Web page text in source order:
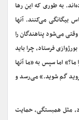
به طوری که این رها
بیگانگی می‌کنند. آنها
می‌شود پناهندگان را
فرستاد، چرا باید
اما سپس به «ما آنها
گم شوید.» می‌رسد و
مثل همبستگی، حمایت